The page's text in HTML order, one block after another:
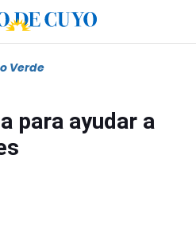
Verde
para ayudar a